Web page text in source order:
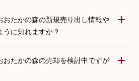
おたかの森の新規売り出し情報や
うに知れますか？
おたかの森の売却を検討中ですが